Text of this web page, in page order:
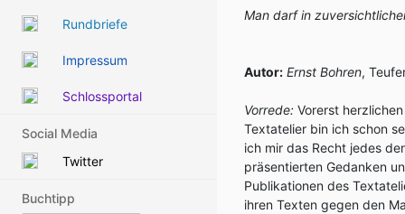
Rundbriefe
Impressum
Schlossportal
Social Media
Twitter
Buchtipp
Man darf in
Autor: Ernst Bohren,
Vorrede: Vorerst
Textatelier bin ich schon
ich mir das Recht jedes
präsentierten Gedanken
Publikationen des
ihren Texten gegen den